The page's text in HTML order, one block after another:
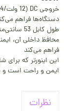
دستگاه‌ها فراهم
طول کابل 53 سانتی‌متری آن به راحتی در جای خود قرار می‌گیرد.
محافظ داخلی آن،
فراهم می‌کند
این اینورتر که برای
ایمن و راحت است و
نظرات